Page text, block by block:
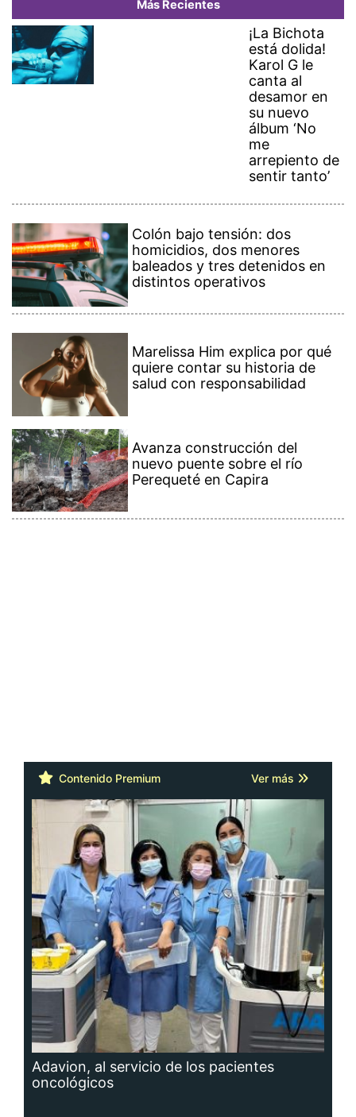
Más Recientes
¡La Bichota
está dolida!
Karol G le
canta al
desamor en
su nuevo
álbum ‘No
me
arrepiento de
sentir tanto’
Colón bajo tensión: dos
homicidios, dos menores
baleados y tres detenidos en
distintos operativos
Marelissa Him explica por qué
quiere contar su historia de
salud con responsabilidad
Avanza construcción del
nuevo puente sobre el río
Perequeté en Capira
Contenido Premium Ver más
Adavion, al servicio de los pacientes
oncológicos